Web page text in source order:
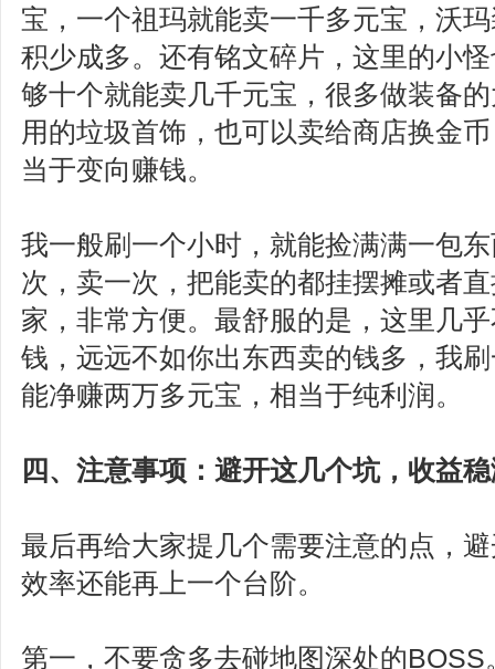
宝，一个祖玛就能卖一千多元宝，沃
积少成多。还有铭文碎片，这里的小
够十个就能卖几千元宝，很多做装备
用的垃圾首饰，也可以卖给商店换金
当于变向赚钱。
我一般刷一个小时，就能捡满满一包
次，卖一次，把能卖的都挂摆摊或者
家，非常方便。最舒服的是，这里几
钱，远远不如你出东西卖的钱多，我
能净赚两万多元宝，相当于纯利润。
四、注意事项：避开这几个坑，收益
最后再给大家提几个需要注意的点，
效率还能再上一个台阶。
第一，不要贪多去碰地图深处的